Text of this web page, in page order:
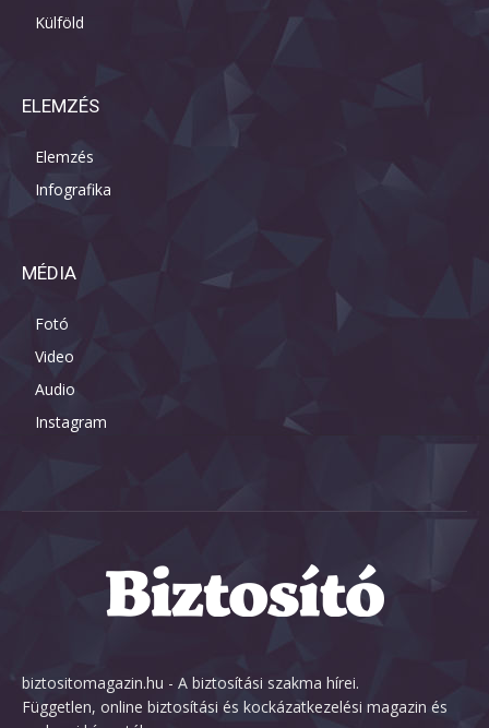
Külföld
ELEMZÉS
Elemzés
Infografika
MÉDIA
Fotó
Video
Audio
Instagram
biztositomagazin.hu - A biztosítási szakma hírei.
Független, online biztosítási és kockázatkezelési magazin és